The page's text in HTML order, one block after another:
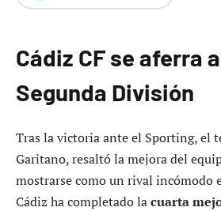
Cádiz CF se aferra
Segunda División
Tras la victoria ante el Sporting, el
Garitano, resaltó la mejora del
mostrarse como un rival incómodo
Cádiz ha completado lacuarta